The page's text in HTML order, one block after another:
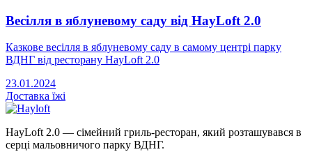
Весілля в яблуневому саду від HayLoft 2.0
Казкове весілля в яблуневому саду в самому центрі парку
ВДНГ від ресторану HayLoft 2.0
23.01.2024
Доставка їжі
HayLoft 2.0 — сімейний гриль-ресторан, який розташувався в
серці мальовничого парку ВДНГ.